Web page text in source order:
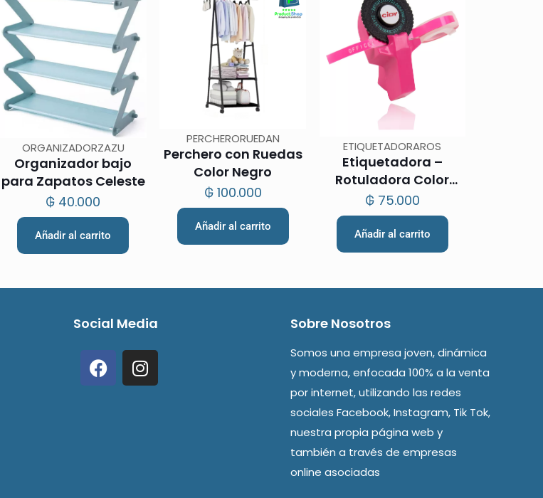
ORGANIZADORZAZU
Organizador bajo
para Zapatos Celeste
₲ 40.000
Añadir al carrito
PERCHERORUEDAN
Perchero con Ruedas
Color Negro
₲100.000
Añadir al carrito
ETIQUETADORAROS
Etiquetadora –
Rotuladora Color
Rosa
₲75.000
Añadir al carrito
Social Media Sobre Nosotros
Somos una empresa joven, dinámica
y moderna, enfocada 100% a la venta
por internet, utilizando las redes
sociales Facebook, Instagram, Tik Tok,
nuestra propia página web y
también a través de empresas
online asociadas